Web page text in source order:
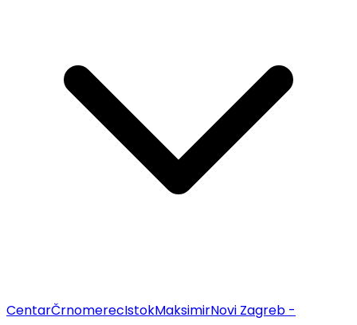
CentarČrnomerecIstokMaksimirNovi Zagreb -